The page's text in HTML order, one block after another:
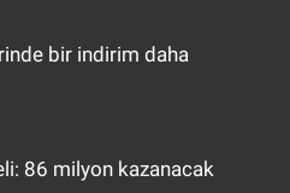
bir indirim daha
86 milyon kazanacak